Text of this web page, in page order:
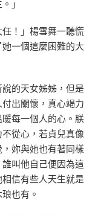
」
任！」楊雪舞一聽慌
一個這麼困難的大
說的天女姊姊，但是
出關懷，真心竭力
每一個人的心。朕
從心，若貞兒真像
妳與她也有著同樣
叫他自己便因為這
信有些人天生就是
也有。